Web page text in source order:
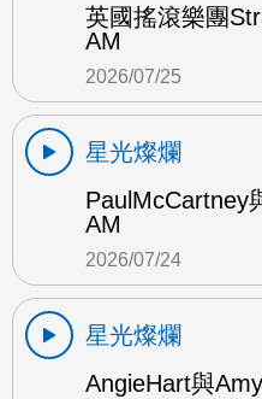
英國搖滾樂團
AM
2026/07/25
星光燦爛
PaulMcCartney
AM
2026/07/24
星光燦爛
AngieHart與